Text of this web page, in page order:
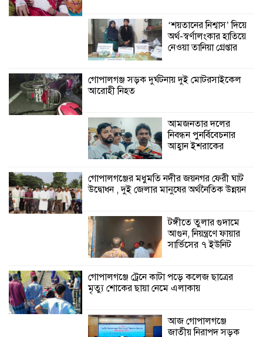
শ্যামনগরে জলবায়ু সহনশীল জনগোষ্ঠী গঠনে
প্রকল্পের অংশগ্রহণমূলক শিখন ও অভিজ্ঞতা
‘শয়তানের নিশ্বাস’ দিয়ে
অর্থ-স্বর্ণালংকার হাতিয়ে
নেওয়া তানিয়া গ্রেপ্তার
গোপালগঞ্জ সড়ক দুর্ঘটনায় দুই মোটরসাইকেল
আরোহী নিহত
আমজনতার দলের
নিবন্ধন পুনর্বিবেচনার
আহ্বান ইশরাকের
গোপালগঞ্জের মধুমতি নদীর জয়নগর ফেরী ঘাট
উদ্বোধন , দুই জেলার মানুষের অর্থনৈতিক উন্নয়ন
টঙ্গীতে তুলার গুদামে
আগুন, নিয়ন্ত্রণে ফায়ার
সার্ভিসের ৭ ইউনিট
গোপালগঞ্জে ট্রেনে কাটা পড়ে কলেজ ছাত্রের
মৃত্যু শোকের ছায়া নেমে এলাকায়
আজ গোপালগঞ্জে
জাতীয় নিরাপদ সড়ক